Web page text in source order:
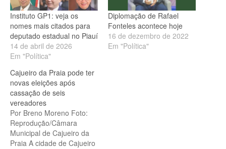
Instituto GP1: veja os
nomes mais citados para
deputado estadual no Piauí
14 de abril de 2026
Em "Política"
Diplomação de Rafael
Fonteles acontece hoje
16 de dezembro de 2022
Em "Política"
Cajueiro da Praia pode ter
novas eleições após
cassação de seis
vereadores
Por Breno Moreno Foto:
Reprodução/Câmara
Municipal de Cajueiro da
Praia A cidade de Cajueiro